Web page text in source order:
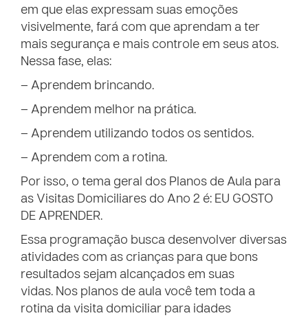
em que elas expressam suas emoções
visivelmente, fará com que aprendam a ter
mais segurança e mais controle em seus atos.
Nessa fase, elas:
– Aprendem brincando.
– Aprendem melhor na prática.
– Aprendem utilizando todos os sentidos.
– Aprendem com a rotina.
Por isso, o tema geral dos Planos de Aula para
as Visitas Domiciliares do Ano 2 é: EU GOSTO
DE APRENDER.
Essa programação busca desenvolver diversas
atividades com as crianças para que bons
resultados sejam alcançados em suas
vidas. Nos planos de aula você tem toda a
rotina da visita domiciliar para idades